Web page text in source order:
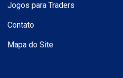
Jogos para Traders
Contato
Mapa do Site